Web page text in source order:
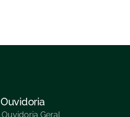
Ouvidoria
Ouvidoria Geral